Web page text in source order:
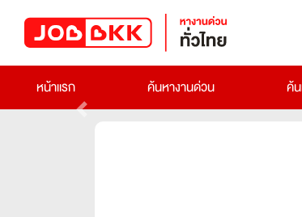
หน้าแรก
ค้นหางานด่วน ค้